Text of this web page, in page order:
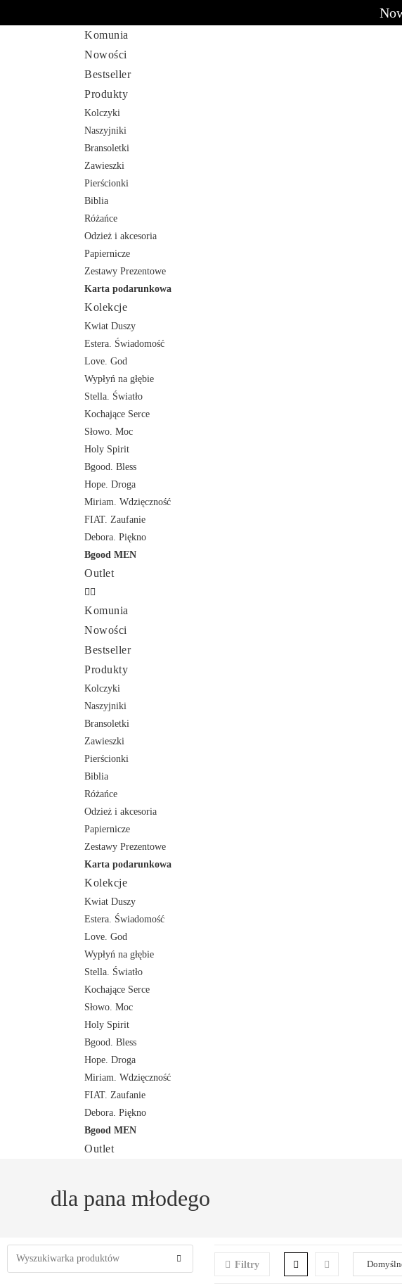
Komunia
Nowości
Bestseller
Produkty
Kolczyki
Naszyjniki
Bransoletki
Zawieszki
Pierścionki
Biblia
Różańce
Odzież i akcesoria
Papiernicze
Zestawy Prezentowe
Karta podarunkowa
Kolekcje
Kwiat Duszy
Estera. Świadomość
Love. God
Wypłyń na głębie
Stella. Światło
Kochające Serce
Słowo. Moc
Holy Spirit
Bgood. Bless
Hope. Droga
Miriam. Wdzięczność
FIAT. Zaufanie
Debora. Piękno
Bgood MEN
Outlet
Komunia
Nowości
Bestseller
Produkty
Kolczyki
Naszyjniki
Bransoletki
Zawieszki
Pierścionki
Biblia
Różańce
Odzież i akcesoria
Papiernicze
Zestawy Prezentowe
Karta podarunkowa
Kolekcje
Kwiat Duszy
Estera. Świadomość
Love. God
Wypłyń na głębie
Stella. Światło
Kochające Serce
Słowo. Moc
Holy Spirit
Bgood. Bless
Hope. Droga
Miriam. Wdzięczność
FIAT. Zaufanie
Debora. Piękno
Bgood MEN
Outlet
dla pana młodego
Filtry